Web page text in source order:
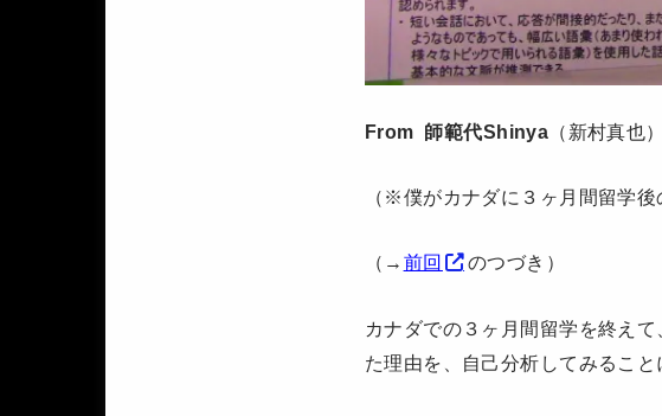
From 師範代Shinya （新村真也）
（※僕がカナダに３ヶ月間留学後
（→ 前回 のつづき）
カナダでの３ヶ月間留学を終え
た理由を、自己分析してみること